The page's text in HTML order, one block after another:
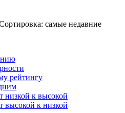
самые недавние
рейтингу
низкой к высокой
высокой к низкой